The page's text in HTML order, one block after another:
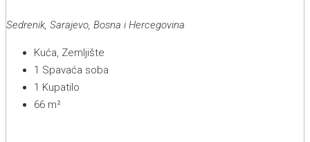
Sedrenik, Sarajevo, Bosna i Hercegovina
Kuća, Zemljište
1 Spavaća soba
1 Kupatilo
66 m²